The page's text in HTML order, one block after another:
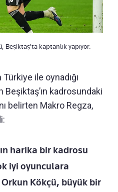
Beşiktaş'ta kaptanlık yapıyor.
Türkiye ile oynadığı
kadrosundaki
belirten Makro Regza,
harika bir kadrosu
iyi oyunculara
Kökçü, büyük bir